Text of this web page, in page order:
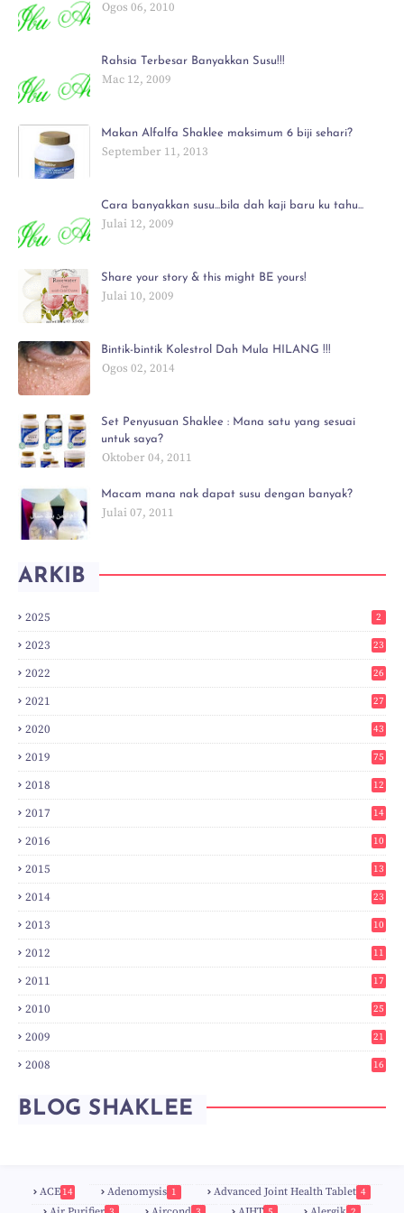
Ogos 06, 2010
Rahsia Terbesar Banyakkan Susu!!!
Mac 12, 2009
Makan Alfalfa Shaklee maksimum 6 biji sehari?
September 11, 2013
Cara banyakkan susu...bila dah kaji baru ku tahu...
Julai 12, 2009
Share your story & this might BE yours!
Julai 10, 2009
Bintik-bintik Kolestrol Dah Mula HILANG !!!
Ogos 02, 2014
Set Penyusuan Shaklee : Mana satu yang sesuai
untuk saya?
Oktober 04, 2011
Macam mana nak dapat susu dengan banyak?
Julai 07, 2011
ARKIB
2025 2
2023 23
2022 26
2021 27
2020 43
2019 75
2018
12
8
2017
14
2016
10
3
2015
13
7
2014
23
2
2013
10
0
2012
11
3
2011
17
2010
25
0
2009
21
2008
16
BLOG SHAKLEE
ACE 14 Adenomysis 1 Advanced Joint Health Tablet 4